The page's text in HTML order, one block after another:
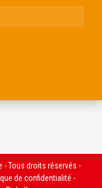
- Tous droits réservés -
de confidentialité -